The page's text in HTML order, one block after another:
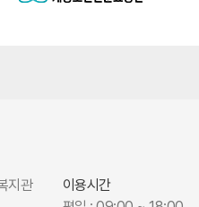
지관
이용시간